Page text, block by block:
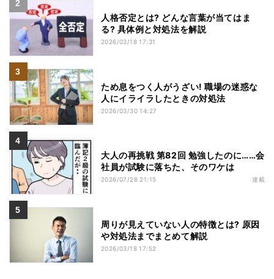
人格否定とは? どんな言葉が当てはま
る? 具体例と対処法を解説
2026/03/18 17:31
ため息をつく人がうざい! 職場の迷惑な
人にイライラしたときの対処法
2026/03/30 14:27
大人の再挑戦 第82回 勉強したのに……会
社員が試験に落ちた、そのワケは
2026/07/28 21:15 連載
周りが見えていない人の特徴とは? 原因
や対処法までまとめて解説
2026/03/18 17:52